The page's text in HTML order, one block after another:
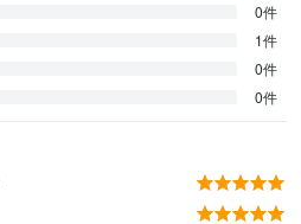
0件
1件
0件
0件